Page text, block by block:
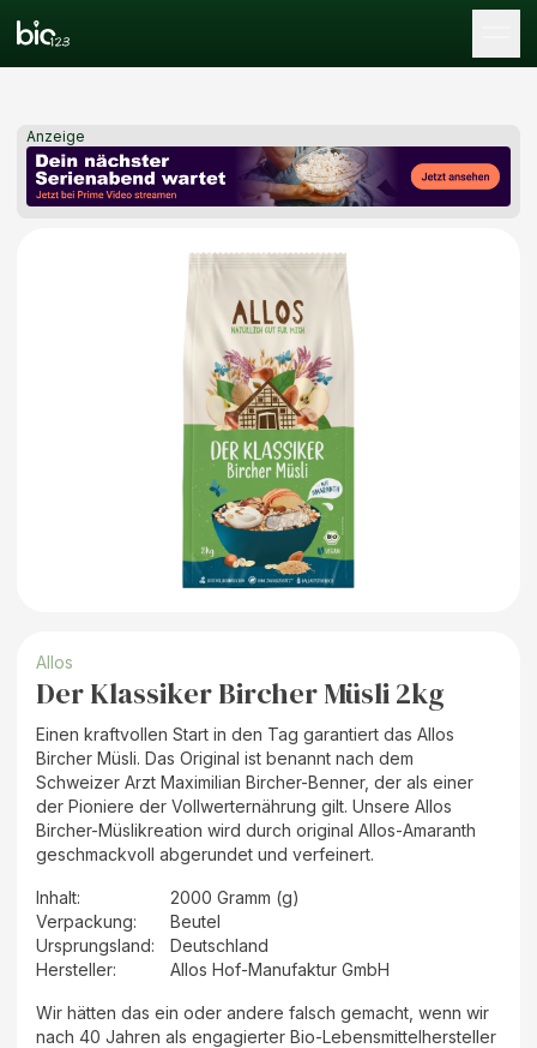
Anzeige
Allos
Der Klassiker Bircher Müsli 2kg
Einen kraftvollen Start in den Tag garantiert das Allos
Bircher Müsli. Das Original ist benannt nach dem
Schweizer Arzt Maximilian Bircher-Benner, der als einer
der Pioniere der Vollwerternährung gilt. Unsere Allos
Bircher-Müslikreation wird durch original Allos-Amaranth
geschmackvoll abgerundet und verfeinert.
Inhalt:
2000 Gramm (g)
Verpackung:
Beutel
Ursprungsland:
Deutschland
Hersteller: Allos Hof-Manufaktur GmbH
Wir hätten das ein oder andere falsch gemacht, wenn wir
nach 40 Jahren als engagierter Bio-Lebensmittelhersteller